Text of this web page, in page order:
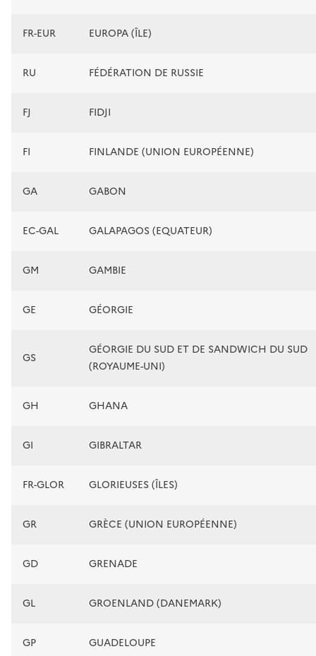
FR-EUR EUROPA (ÎLE)
RU FÉDÉRATION DE RUSSIE
FJ FIDJI
FI FINLANDE (UNION EUROPÉENNE)
GA GABON
EC-GAL GALAPAGOS (EQUATEUR)
GM GAMBIE
GE GÉORGIE
GS
GÉORGIE DU SUD ET DE SANDWICH DU SUD
(ROYAUME-UNI)
GH GHANA
GI GIBRALTAR
FR-GLOR GLORIEUSES (ÎLES)
GR GRÈCE (UNION EUROPÉENNE)
GD GRENADE
GL GROENLAND (DANEMARK)
GP GUADELOUPE